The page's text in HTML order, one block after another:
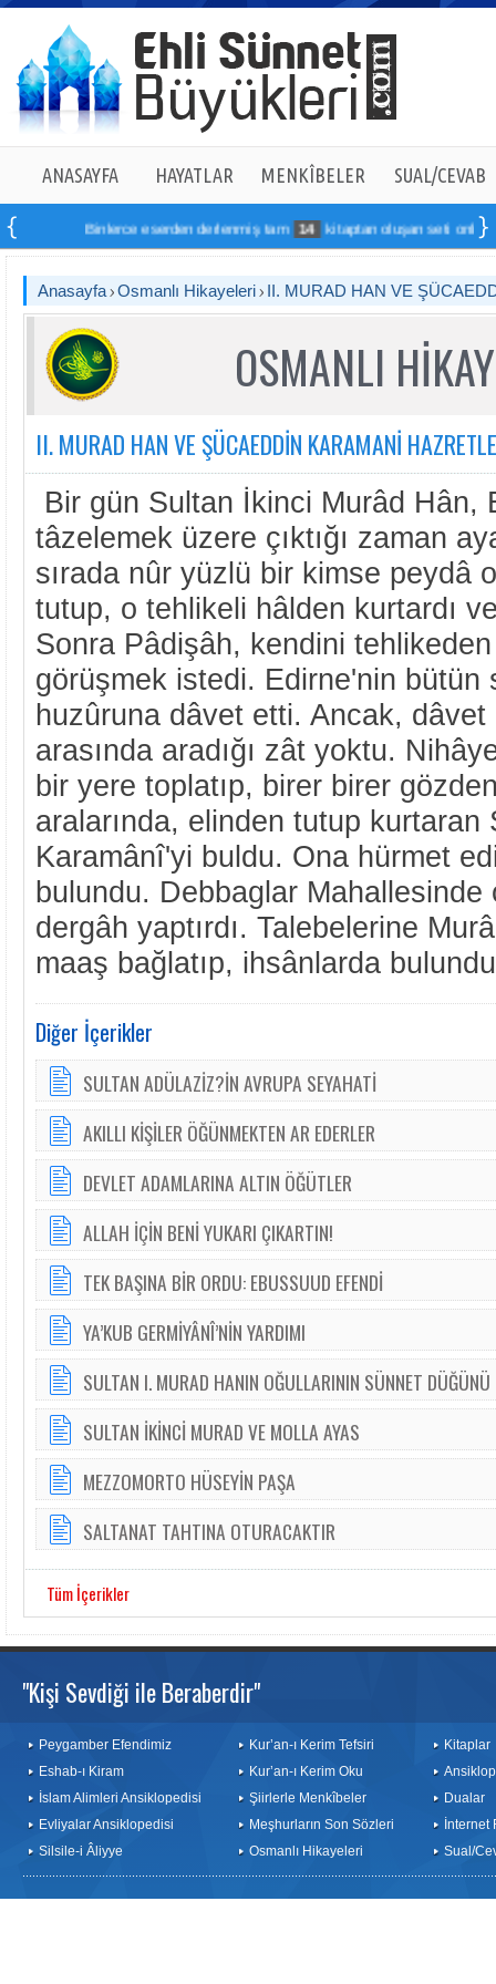
ANASAYFA HAYATLAR MENKÎBELER SUAL/CEVAB
Binlerce eserden derlenmiş tam 14 kitaptan oluşan seti online
Anasayfa Osmanlı Hikayeleri II. MURAD HAN VE
OSMANLI
II. MURAD HAN VE ŞÜCAEDDİN KARAMANİ
Bir gün Sultan İkinci Murâd Hân,
tâzelemek üzere çıktığı zaman
sırada nûr yüzlü bir kimse peydâ
tutup, o tehlikeli hâlden kurtardı
Sonra Pâdişâh, kendini
görüşmek istedi. Edirne'nin bütün
huzûruna dâvet etti. Ancak,
arasında aradığı zât yoktu.
bir yere toplatıp, birer birer
aralarında, elinden tutup kurtaran
Karamânî'yi buldu. Ona hürmet
bulundu. Debbaglar
dergâh yaptırdı. Talebelerine
maaş bağlatıp, ihsânlarda
Diğer İçerikler
SULTAN ADÜLAZİZ?İN AVRUPA SEYAHATİ
AKILLI KİŞİLER ÖĞÜNMEKTEN AR EDERLER
DEVLET ADAMLARINA ALTIN ÖĞÜTLER
ALLAH İÇİN BENİ YUKARI ÇIKARTIN!
TEK BAŞINA BİR ORDU: EBUSSUUD EFENDİ
YA’KUB GERMİYÂNÎ’NİN YARDIMI
SULTAN I. MURAD HANIN OĞULLARININ SÜNNET DÜĞÜNÜ
SULTAN İKİNCİ MURAD VE MOLLA AYAS
MEZZOMORTO HÜSEYİN PAŞA
SALTANAT TAHTINA OTURACAKTIR
Tüm İçerikler
"Kişi Sevdiği ile Beraberdir"
Peygamber Efendimiz
Eshab-ı Kiram
İslam Alimleri Ansiklopedisi
Evliyalar Ansiklopedisi
Silsile-i Âliyye
Kur’an-ı Kerim Tefsiri
Kur’an-ı Kerim Oku
Şiirlerle Menkîbeler
Meşhurların Son Sözleri
Osmanlı Hikayeleri
Kitaplar
Dualar
İnternet
Sual/